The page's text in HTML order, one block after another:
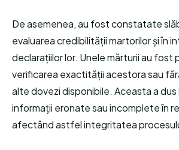
De asemenea, au fost constatate
evaluarea credibilității martorilor și în
declarațiilor lor. Unele mărturii au fost
verificarea exactității acestora sau
alte dovezi disponibile. Aceasta a dus
informații eronate sau incomplete în
afectând astfel integritatea